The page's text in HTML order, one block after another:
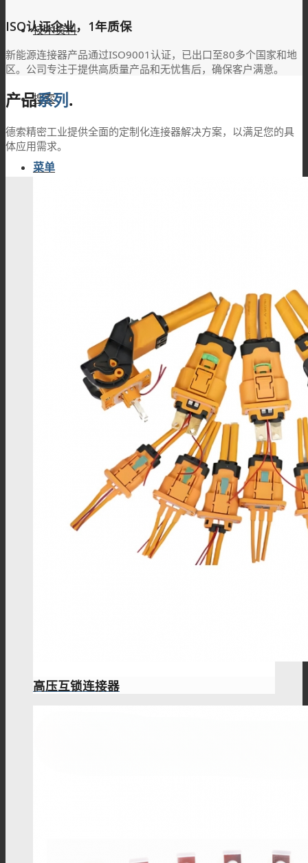
技术资料
搜索
菜单
ISO认证企业，1年质保
新能源连接器产品通过ISO9001认证，已出口至80多个国家和地
区。公司专注于提供高质量产品和无忧售后，确保客户满意。
产品系列.
德索精密工业提供全面的定制化连接器解决方案，以满足您的具
体应用需求。
高压互锁连接器